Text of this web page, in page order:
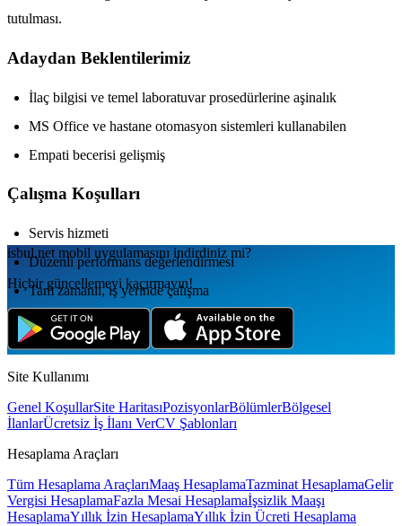
tutulması.
Adaydan Beklentilerimiz
İlaç bilgisi ve temel laboratuvar prosedürlerine aşinalık
MS Office ve hastane otomasyon sistemleri kullanabilen
Empati becerisi gelişmiş
Çalışma Koşulları
Servis hizmeti
Düzenli performans değerlendirmesi
Tam zamanlı, iş yerinde çalışma
isbul.net mobil uygulamаsını indirdiniz mi?
Hiçbir güncellemeyi kaçırmayın!
Site Kullanımı
Genel KoşullarSite HaritasıPozisyonlarBölümlerBölgesel
İlanlarÜcretsiz İş İlanı VerCV Şablonları
Hesaplama Araçları
Tüm Hesaplama AraçlarıMaaş HesaplamaTazminat HesaplamaGelir
Vergisi HesaplamaFazla Mesai Hesaplamaİşsizlik Maaşı
HesaplamaYıllık İzin HesaplamaYıllık İzin Ücreti Hesaplama